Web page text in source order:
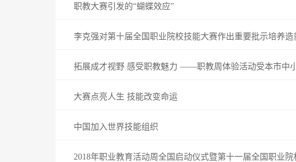
职教大赛引发的“蝴蝶效应”
李克强对第十届全国职业院校技能大赛作出重要批示培养
拓展成才视野 感受职教魅力 ——职教周体验活动受本市中
大赛点亮人生 技能改变命运
中国加入世界技能组织
2018年职业教育活动周全国启动仪式暨第十一届全国职业